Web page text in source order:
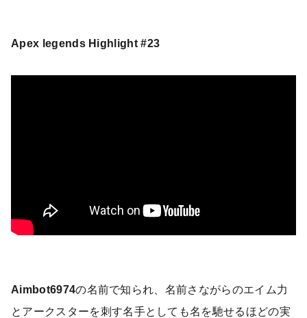
Apex legends Highlight #23
Aimbot6974の名前で知られ、名前さながらのエイム力
とアークスターを刺す名手としても名を馳せるほどの実